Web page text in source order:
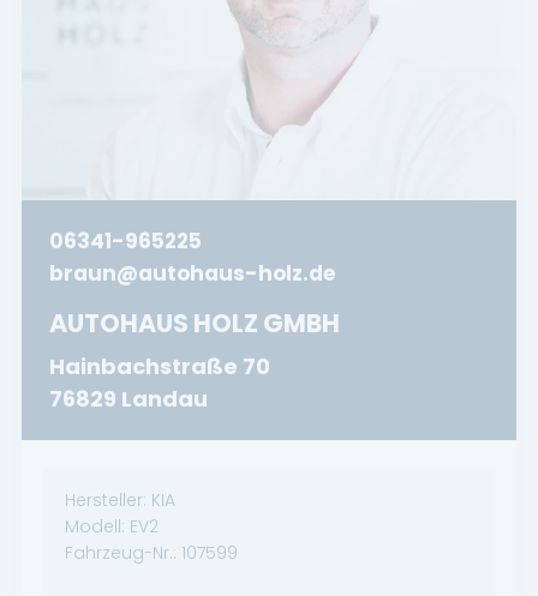
06341-965225
braun@autohaus-holz.de
AUTOHAUS HOLZ GMBH
Hainbachstraße 70
76829 Landau
Hersteller: KIA
Modell: EV2
Fahrzeug-Nr.: 107599